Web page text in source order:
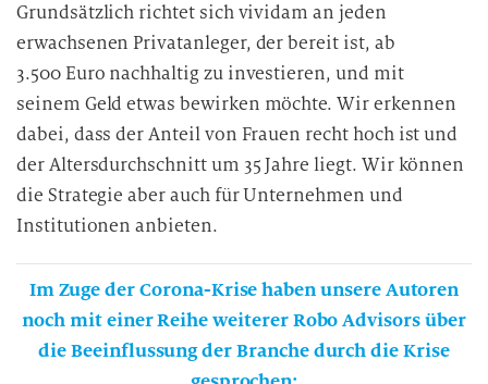
Grundsätzlich richtet sich vividam an jeden
erwachsenen Privatanleger, der bereit ist, ab
3.500 Euro nachhaltig zu investieren, und mit
seinem Geld etwas bewirken möchte. Wir erkennen
dabei, dass der Anteil von Frauen recht hoch ist und
der Altersdurchschnitt um 35 Jahre liegt. Wir können
die Strategie aber auch für Unternehmen und
Institutionen anbieten.
Im Zuge der Corona-Krise haben unsere Autoren
noch mit einer Reihe weiterer Robo Advisors über
die Beeinflussung der Branche durch die Krise